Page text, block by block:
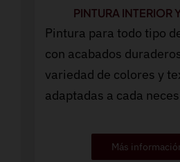
PINTURA INTERIOR
Pintura para todo tipo
con acabados
variedad de colores y
adaptadas a cada
Más